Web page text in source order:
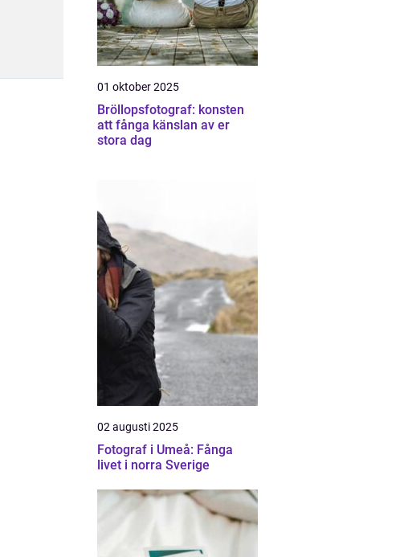
01 oktober 2025
Bröllopsfotograf: konsten
att fånga känslan av er
stora dag
02 augusti 2025
Fotograf i Umeå: Fånga
livet i norra Sverige